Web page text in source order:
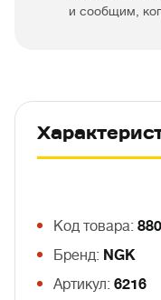
и сообщим,
Код товара:
Бренд: NGK
Артикул: 6216